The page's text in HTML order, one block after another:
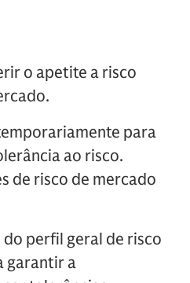
o apetite a risco
para
ao risco.
de risco de mercado
perfil geral de risco
garantir a